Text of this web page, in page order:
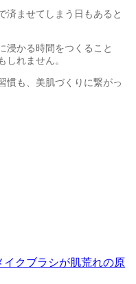
済ませてしまう日もあると
浸かる時間をつくること
しれません。
慣も、美肌づくりに繋がっ
クブラシが肌荒れの原